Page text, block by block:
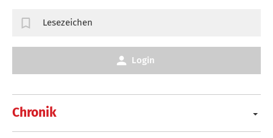
Chronik
Lesezeichen
Login